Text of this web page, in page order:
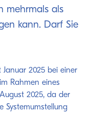
mehrmals als
kann. Darf Sie
Januar 2025 bei einer
Rahmen eines
2025, da der
Systemumstellung